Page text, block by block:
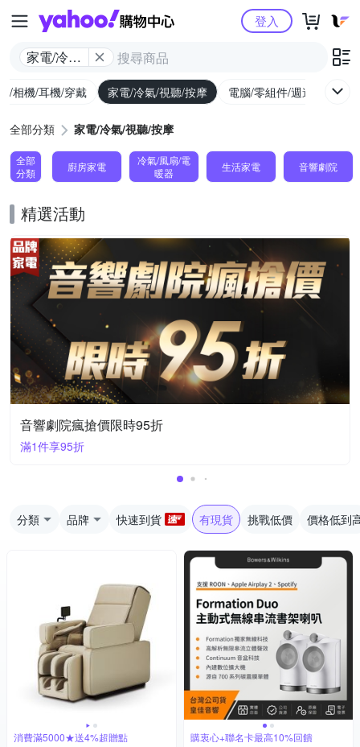
Yahoo購物中心
家電/冷氣/
登入
/相機/耳機/穿戴 家電/冷氣/視聽/按摩 電腦/零組件/週邊/遊戲
全部分類 家電/冷氣/視聽/按摩
全部
分類
廚房家電
冷氣/風扇/電
暖器
生活家電 音響劇院
精選活動
音響劇院瘋搶價限時95折
滿1件享95折
分類 品牌 快速到貨 有現貨 挑戰低價 價格低到
消費滿5000★送4%超贈點 購衷心+聯名卡最高10%回饋